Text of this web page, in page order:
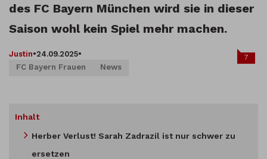
des FC Bayern München wird sie in dieser
Saison wohl kein Spiel mehr machen.
Justin•24.09.2025•
FC Bayern Frauen
News
7
Inhalt
Herber Verlust! Sarah Zadrazil ist nur schwer zu
ersetzen